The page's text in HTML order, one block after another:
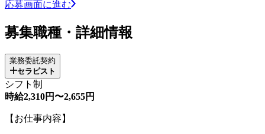
応募画面に進む
募集職種・詳細情報
業務委託契約
セラピスト
シフト制
時給2,310円〜2,655円
【お仕事内容】